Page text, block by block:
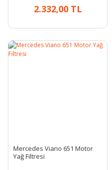
2.332,00 TL
Mercedes Viano 651 Motor
Yağ Filtresi